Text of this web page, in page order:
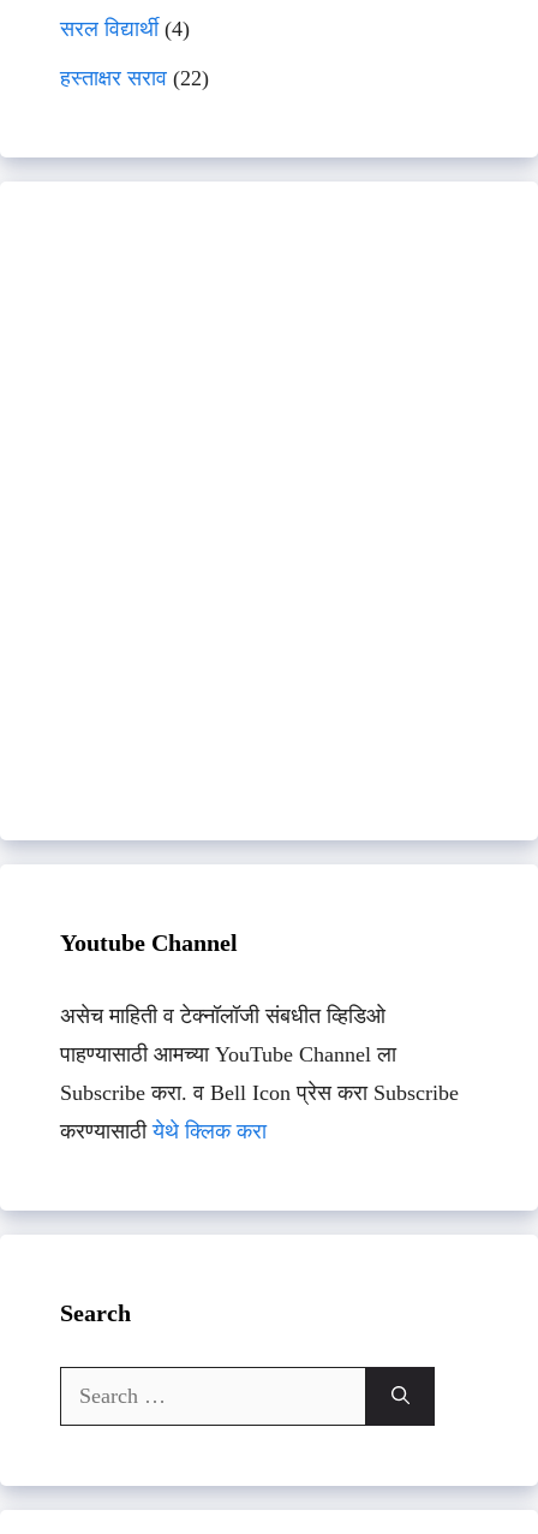
सरल विद्यार्थी(4)
हस्ताक्षर सराव (22)
Youtube Channel
असेच माहिती व टेक्नॉलॉजी संबधीत व्हिडिओ
पाहण्यासाठी आमच्या YouTube Channel ला
Subscribe करा. व Bell Icon प्रेस करा Subscribe
करण्यासाठीयेथे क्लिक करा
Search
Search
for: